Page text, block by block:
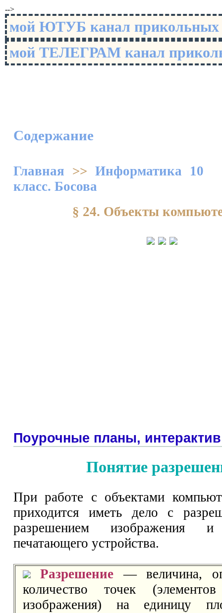
-->
мой ЮТУБ канал
мой ТЕЛЕГРАМ канал
Содержание
Главная >> Информатика 10
класс. Босова
§ 24. Объекты
Поурочные планы, интерактив
Понятие
При работе с объектами
приходится иметь дело с
разрешением изображения и
печатающего устройства.
Разрешение — величина,
количество точек (элементов
изображения) на единицу